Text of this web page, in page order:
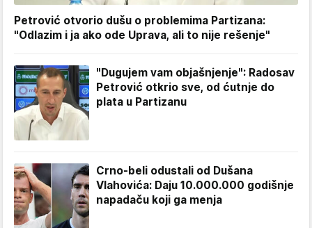
Petrović otvorio dušu o problemima Partizana:
"Odlazim i ja ako ode Uprava, ali to nije rešenje"
"Dugujem vam objašnjenje": Radosav
Petrović otkrio sve, od ćutnje do
plata u Partizanu
Crno-beli odustali od Dušana
Vlahovića: Daju 10.000.000 godišnje
napadaču koji ga menja